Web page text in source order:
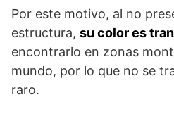
Por este motivo, al no
estructura, su color es
encontrarlo en zonas
mundo, por lo que no se
raro.